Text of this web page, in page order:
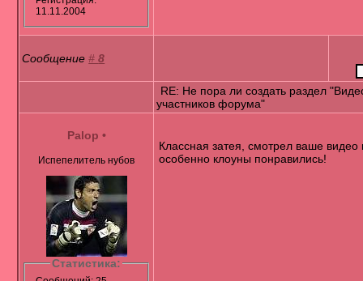
11.11.2004
Сообщение#8
RE: Не пора ли создать раздел
участников форума"
Palop •
Испепелитель нубов
Статистика:
Классная затея, смотрел ваше видео
особенно клоуны понравились!